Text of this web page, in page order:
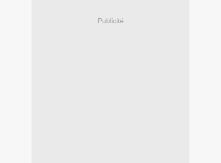
Publicité